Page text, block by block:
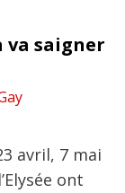
va saigner
avril, 7 mai
ont